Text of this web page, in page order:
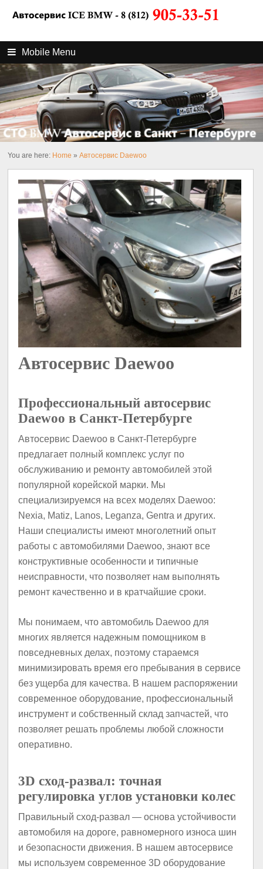
Mobile Menu
You are here: Home »Автосервис Daewoo
Автосервис Daewoo
Профессиональный автосервис
Daewoo в Санкт-Петербурге
Автосервис Daewoo в Санкт-Петербурге
предлагает полный комплекс услуг по
обслуживанию и ремонту автомобилей этой
популярной корейской марки. Мы
специализируемся на всех моделях Daewoo:
Nexia, Matiz, Lanos, Leganza, Gentra и других.
Наши специалисты имеют многолетний опыт
работы с автомобилями Daewoo, знают все
конструктивные особенности и типичные
неисправности, что позволяет нам выполнять
ремонт качественно и в кратчайшие сроки.
Мы понимаем, что автомобиль Daewoo для
многих является надежным помощником в
повседневных делах, поэтому стараемся
минимизировать время его пребывания в сервисе
без ущерба для качества. В нашем распоряжении
современное оборудование, профессиональный
инструмент и собственный склад запчастей, что
позволяет решать проблемы любой сложности
оперативно.
3D сход-развал: точная
регулировка углов установки колес
Правильный сход-развал — основа устойчивости
автомобиля на дороге, равномерного износа шин
и безопасности движения. В нашем автосервисе
мы используем современное 3D оборудование